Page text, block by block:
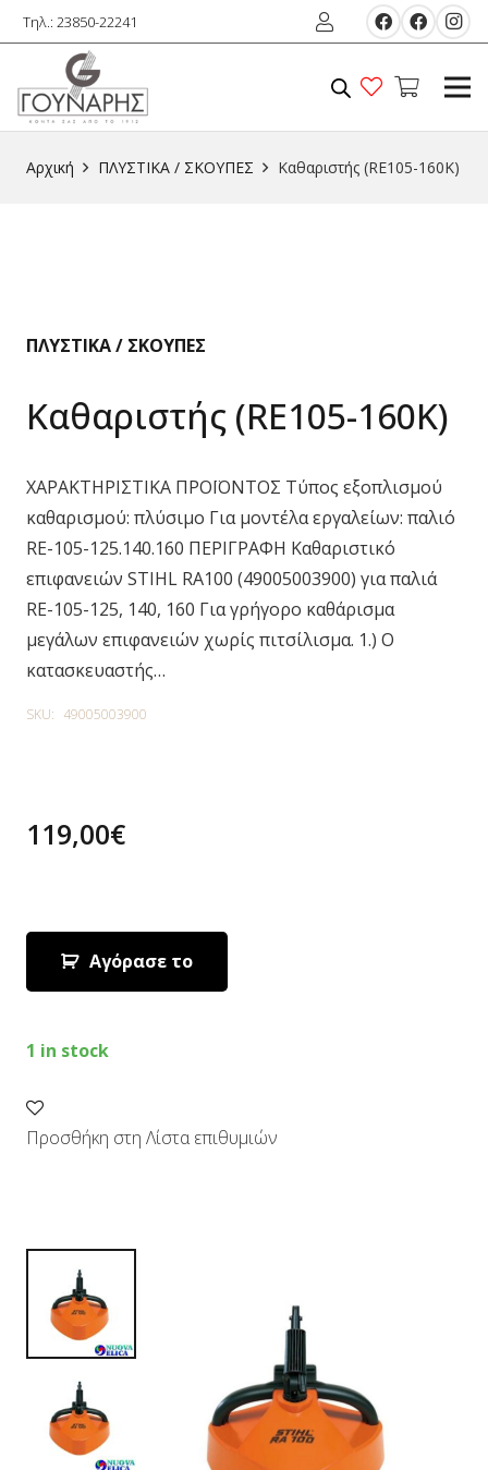
Τηλ.: 23850-22241
Αρχική ΠΛΥΣΤΙΚΑ / ΣΚΟΥΠΕΣ Καθαριστής (RE105-160K)
ΠΛΥΣΤΙΚΑ / ΣΚΟΥΠΕΣ
Καθαριστής (RE105-160K)
ΧΑΡΑΚΤΗΡΙΣΤΙΚΑ ΠΡΟΪΟΝΤΟΣ Τύπος εξοπλισμού
καθαρισμού: πλύσιμο Για μοντέλα εργαλείων: παλιό
RE-105-125.140.160 ΠΕΡΙΓΡΑΦΗ Καθαριστικό
επιφανειών STIHL RA100 (49005003900) για παλιά
RE-105-125, 140, 160 Για γρήγορο καθάρισμα
μεγάλων επιφανειών χωρίς πιτσίλισμα. 1.) Ο
κατασκευαστής…
SKU: 49005003900
119,00€
Αγόρασε το
1 in stock
Προσθήκη στη Λίστα επιθυμιών